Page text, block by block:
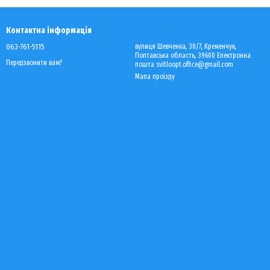
Контактна інформація
063-761-5115
Передзвонити вам?
вулиця Шевченка, 30/7, Кременчук,
Полтавська область, 39600 Електронна
пошта svitloopt.office@gmail.com
Мапа проїзду